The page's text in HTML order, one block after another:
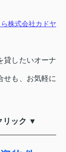
株式会社カドヤ
貸したいオーナ
せも、お気軽に
リック ▼